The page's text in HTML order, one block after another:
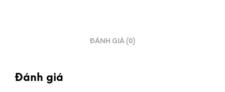
ĐÁNH GIÁ (0)
Đánh giá